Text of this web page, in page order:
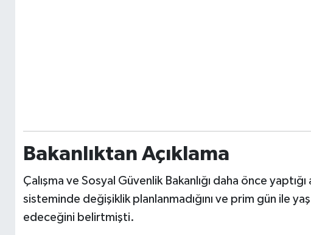
Bakanlıktan Açıklama
Çalışma ve Sosyal Güvenlik Bakanlığı daha önce
sisteminde değişiklik planlanmadığını ve prim gün ile
edeceğini belirtmişti.